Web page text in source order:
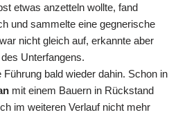
etwas anzetteln wollte, fand
und sammelte eine gegnerische
nicht gleich auf, erkannte aber
Unterfangens.
bald wieder dahin. Schon in
mit einem Bauern in Rückstand
im weiteren Verlauf nicht mehr